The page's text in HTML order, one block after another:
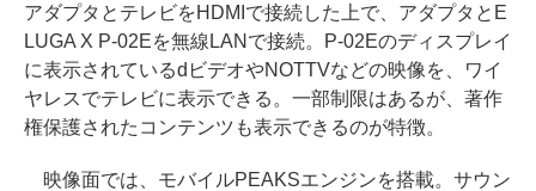
アダプタとテレビをHDMIで接続した上で、アダプタとE
LUGA X P-02Eを無線LANで接続。P-02Eのディスプレイ
に表示されているdビデオやNOTTVなどの映像を、ワイ
ヤレスでテレビに表示できる。一部制限はあるが、著作
権保護されたコンテンツも表示できるのが特徴。
映像面では、モバイルPEAKSエンジンを搭載。サウン